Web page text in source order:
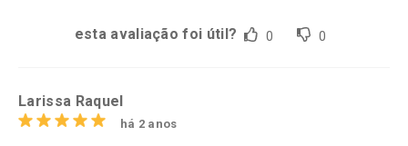
esta avaliação foi útil? 0 0
Larissa Raquel
há 2 anos